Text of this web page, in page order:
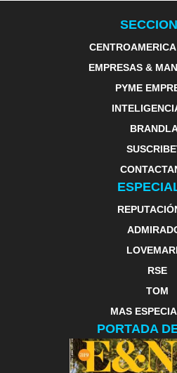
EMPRESAS &
PYME
RSE
TOM
MAS
PORTADA